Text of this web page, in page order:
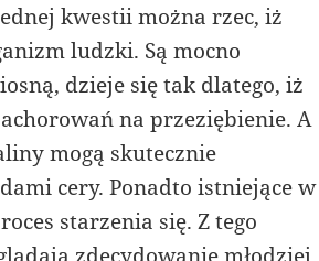
kwestii można rzec, iż
ludzki. Są mocno
dzieje się tak dlatego, iż
na przeziębienie. A
mogą skutecznie
cery. Ponadto istniejące w
starzenia się. Z tego